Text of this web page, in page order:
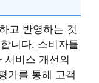
고 반영하는 것
니다. 소비자들
서비스 개선의
가를 통해 고객